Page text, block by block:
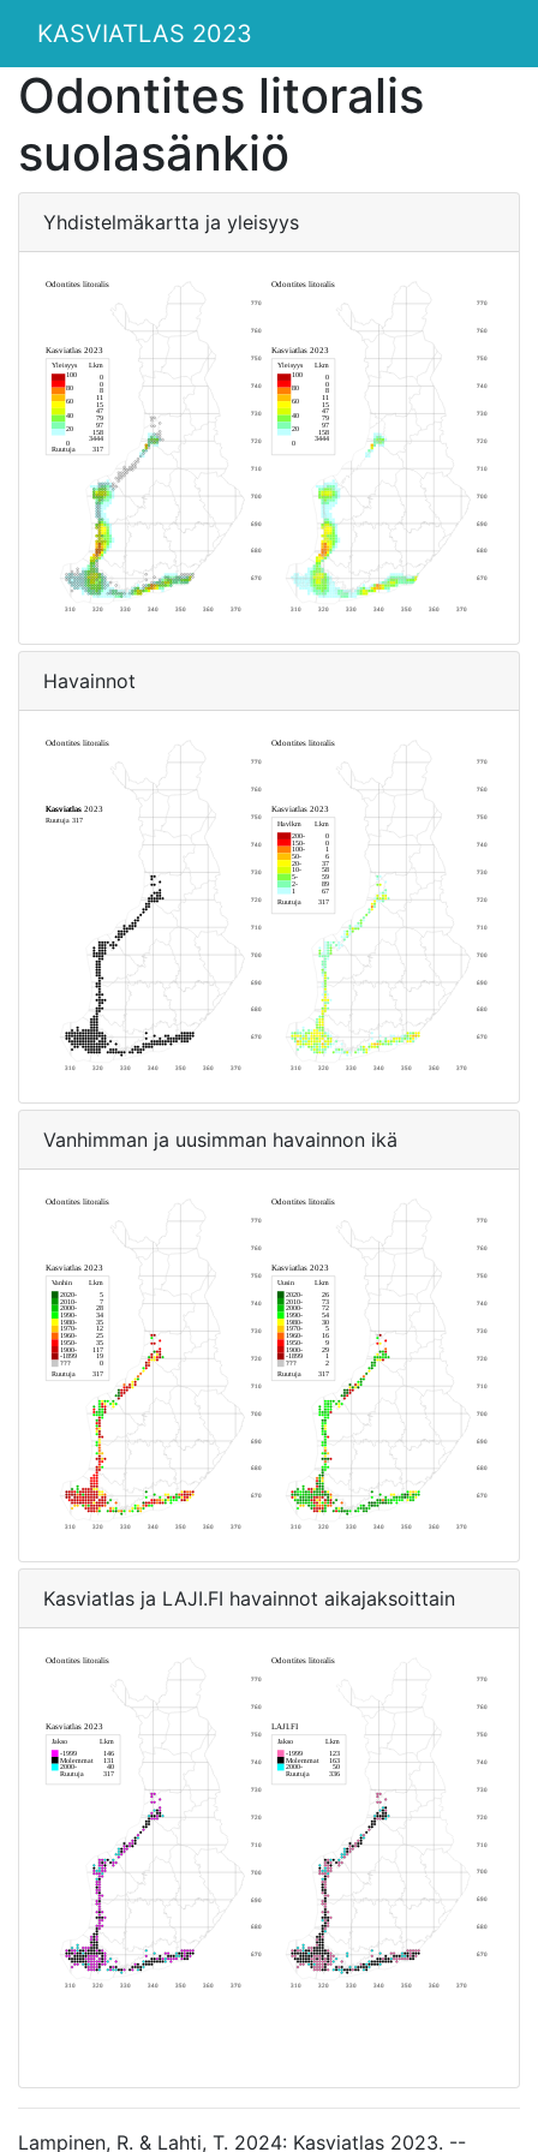
KASVIATLAS 2023
Odontites litoralis
suolasänkiö
Yhdistelmäkartta ja yleisyys
Havainnot
Vanhimman ja uusimman havainnon ikä
Kasviatlas ja LAJI.FI havainnot aikajaksoittain
Lampinen, R. & Lahti, T. 2024: Kasviatlas 2023. --